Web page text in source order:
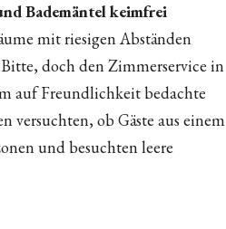
Bademäntel keimfrei
mit riesigen Abständen
doch den Zimmerservice in
auf Freundlichkeit bedachte
versuchten, ob Gäste aus einem
und besuchten leere